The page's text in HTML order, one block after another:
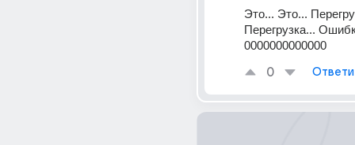
Это... Это...
Перегрузка...
0000000000000
0